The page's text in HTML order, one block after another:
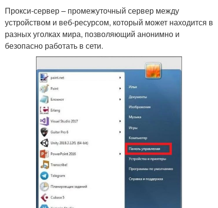
Прокси-сервер – промежуточный сервер между
устройством и веб-ресурсом, который может находится в
разных уголках мира, позволяющий анонимно и
безопасно работать в сети.